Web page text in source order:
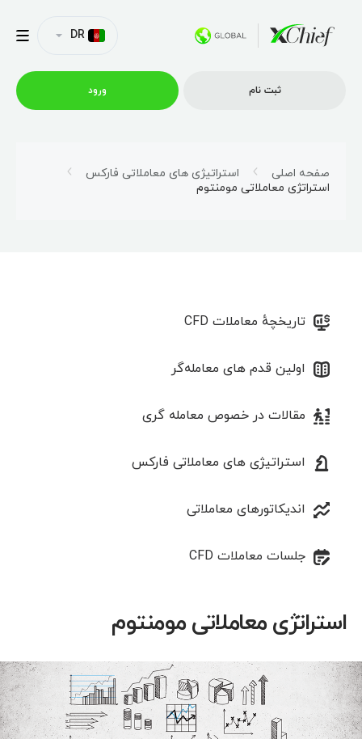
همکاری
DR
ثبت نام ورود
صفحه اصلی
استراتیژی‌ های معاملاتی فارکس
استراتژی معاملاتی مومنتوم
تاریخچهٔ معاملات CFD
اولین قدم های معامله‌گر
مقالات در خصوص معامله‌ گری
استراتیژی‌ های معاملاتی فارکس
اندیکاتورهای معاملاتی
جلسات معاملات CFD
استراتژی معاملاتی مومنتوم